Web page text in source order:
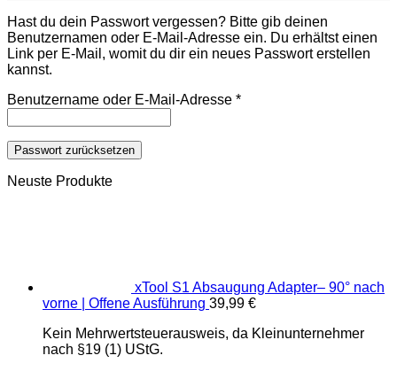
Hast du dein Passwort vergessen? Bitte gib deinen
Benutzernamen oder E-Mail-Adresse ein. Du erhältst einen
Link per E-Mail, womit du dir ein neues Passwort erstellen
kannst.
Benutzername oder E-Mail-Adresse *Erforderlich
Passwort zurücksetzen
Neuste Produkte
xTool S1 Absaugung Adapter– 90° nach
vorne | Offene Ausführung 39,99 €
Kein Mehrwertsteuerausweis, da Kleinunternehmer
nach §19 (1) UStG.